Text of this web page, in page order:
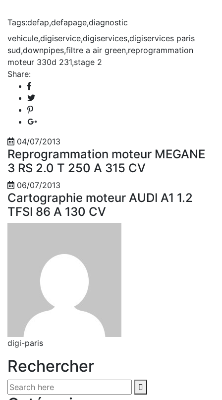
Tags:defap,defapage,diagnostic
vehicule,digiservice,digiservices,digiservices paris
sud,downpipes,filtre a air green,reprogrammation
moteur 330d 231,stage 2
Share:
04/07/2013
Reprogrammation moteur MEGANE
3 RS 2.0 T 250 A 315 CV
06/07/2013
Cartographie moteur AUDI A1 1.2
TFSI 86 A 130 CV
digi-paris
Rechercher